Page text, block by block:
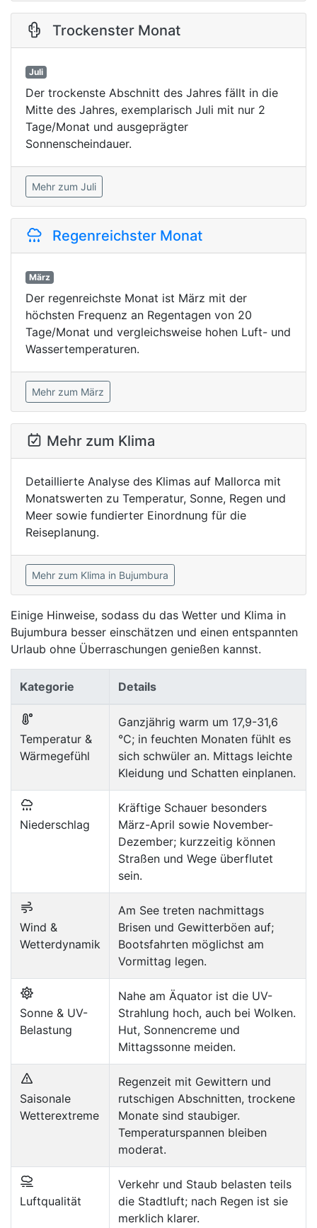
Trockenster Monat
Juli
Der trockenste Abschnitt des Jahres fällt in die
Mitte des Jahres, exemplarisch Juli mit nur 2
Tage/Monat und ausgeprägter
Sonnenscheindauer.
Mehr zum Juli
Regenreichster Monat
März
Der regenreichste Monat ist März mit der
höchsten Frequenz an Regentagen von 20
Tage/Monat und vergleichsweise hohen Luft- und
Wassertemperaturen.
Mehr zum März
Mehr zum Klima
Detaillierte Analyse des Klimas auf Mallorca mit
Monatswerten zu Temperatur, Sonne, Regen und
Meer sowie fundierter Einordnung für die
Reiseplanung.
Mehr zum Klima in Bujumbura
Einige Hinweise, sodass du das Wetter und Klima in
Bujumbura besser einschätzen und einen entspannten
Urlaub ohne Überraschungen genießen kannst.
Kategorie Details
Temperatur &
Wärmegefühl
Ganzjährig warm um 17,9-31,6
°C; in feuchten Monaten fühlt es
sich schwüler an. Mittags leichte
Kleidung und Schatten einplanen.
Niederschlag
Kräftige Schauer besonders
März-April sowie November-
Dezember; kurzzeitig können
Straßen und Wege überflutet
sein.
Wind &
Wetterdynamik
Am See treten nachmittags
Brisen und Gewitterböen auf;
Bootsfahrten möglichst am
Vormittag legen.
Sonne & UV-
Belastung
Nahe am Äquator ist die UV-
Strahlung hoch, auch bei Wolken.
Hut, Sonnencreme und
Mittagssonne meiden.
Saisonale
Wetterextreme
Regenzeit mit Gewittern und
rutschigen Abschnitten, trockene
Monate sind staubiger.
Temperaturspannen bleiben
moderat.
Luftqualität
Verkehr und Staub belasten teils
die Stadtluft; nach Regen ist sie
merklich klarer.